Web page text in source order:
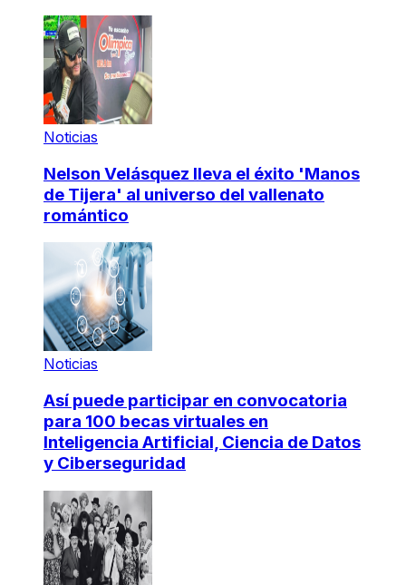
Noticias
Nelson Velásquez lleva el éxito 'Manos
de Tijera' al universo del vallenato
romántico
Noticias
Así puede participar en convocatoria
para 100 becas virtuales en
Inteligencia Artificial, Ciencia de Datos
y Ciberseguridad